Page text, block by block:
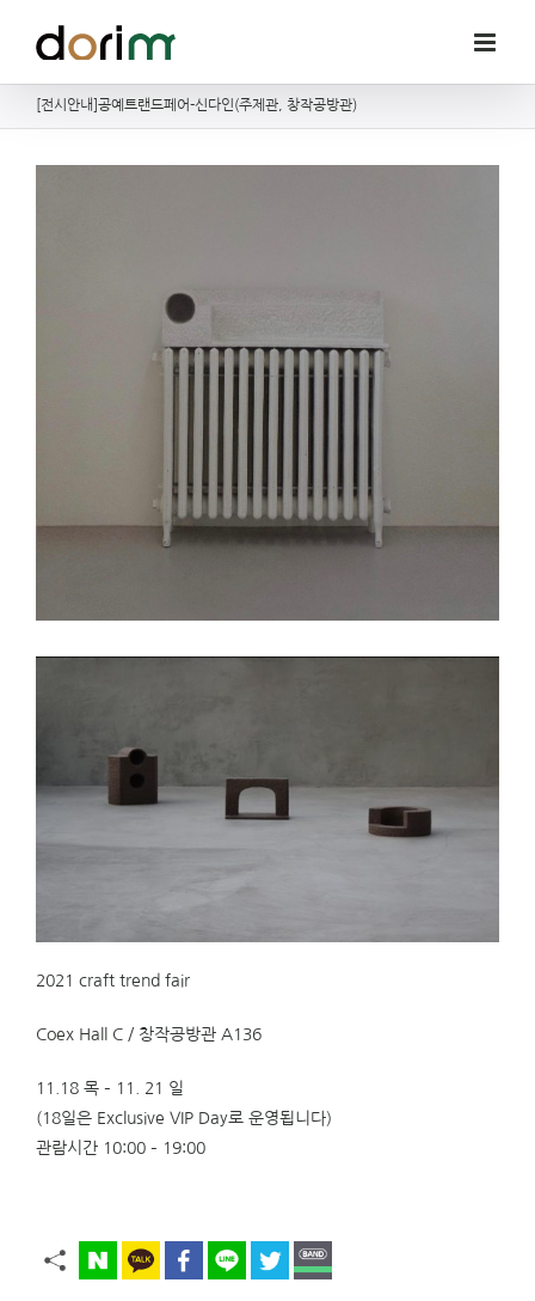
[전시안내]공예트랜드페어-신다인(주제관, 창작공방관)
2021 craft trend fair
Coex Hall C / 창작공방관 A136
11.18 목 – 11. 21 일
(18일은 Exclusive VIP Day로 운영됩니다)
관람시간 10:00 – 19:00